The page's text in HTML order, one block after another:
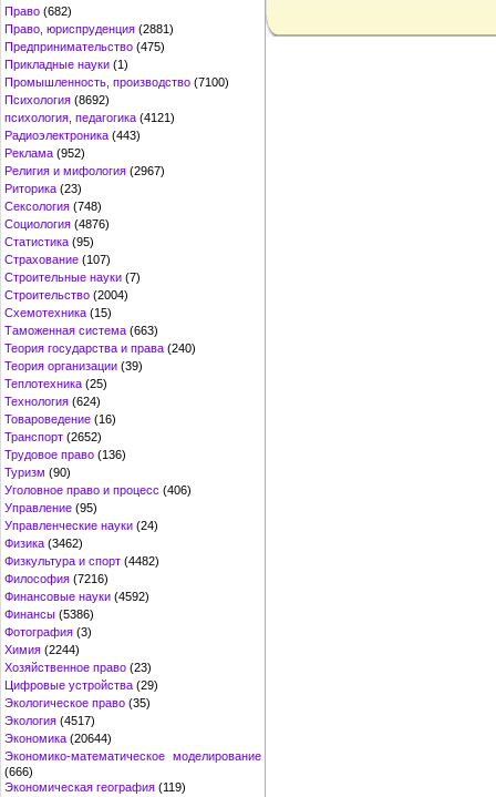
Право (682)
Право, юриспруденция (2881)
Предпринимательство (475)
Прикладные науки (1)
Промышленность, производство (7100)
Психология (8692)
психология, педагогика (4121)
Радиоэлектроника (443)
Реклама (952)
Религия и мифология (2967)
Риторика (23)
Сексология (748)
Социология (4876)
Статистика (95)
Страхование (107)
Строительные науки (7)
Строительство (2004)
Схемотехника (15)
Таможенная система (663)
Теория государства и права (240)
Теория организации (39)
Теплотехника (25)
Технология (624)
Товароведение (16)
Транспорт (2652)
Трудовое право (136)
Туризм (90)
Уголовное право и процесс (406)
Управление (95)
Управленческие науки (24)
Физика (3462)
Физкультура и спорт (4482)
Философия (7216)
Финансовые науки (4592)
Финансы (5386)
Фотография (3)
Химия (2244)
Хозяйственное право (23)
Цифровые устройства (29)
Экологическое право (35)
Экология (4517)
Экономика (20644)
Экономико-математическое моделирование
(666)
Экономическая география (119)